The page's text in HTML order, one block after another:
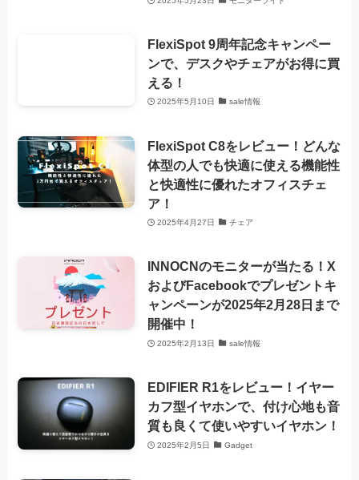
FlexiSpot 9周年記念キャンペー
ンで、デスクやチェアがお得に買
える！
2025年5月10日 sale情報
FlexiSpot C8をレビュー！どんな
体型の人でも快適に使える機能性
と快適性に優れたオフィスチェ
ア！
2025年4月27日 チェア
INNOCNのモニターが当たる！X
およびFacebookでプレゼントキ
ャンペーンが2025年2月28日まで
開催中！
2025年2月13日 sale情報
EDIFIER R1をレビュー！イヤー
カフ型イヤホンで、付け心地も音
質も良くて使いやすいイヤホン！
2025年2月5日 Gadget